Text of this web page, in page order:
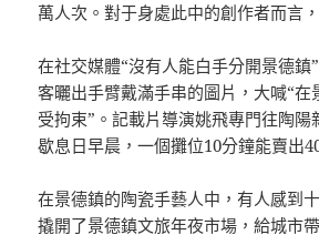
萬人次。對于身處此中的創作者而言
在社交媒體“沒有人能白手分開景德鎮
客曬出手臂戴滿手串的圖片，大喊“在
受拘束”。記載片導演姚飛專門往陶陽
歇息日早晨，一個攤位10分鐘能賣出
在景德鎮的陶瓷手藝人中，有人感到
撬開了景德鎮文旅年夜市場，給城市